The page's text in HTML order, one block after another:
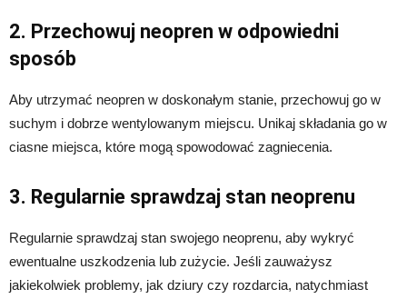
2. Przechowuj neopren w odpowiedni
sposób
Aby utrzymać neopren w doskonałym stanie, przechowuj go w
suchym i dobrze wentylowanym miejscu. Unikaj składania go w
ciasne miejsca, które mogą spowodować zagniecenia.
3. Regularnie sprawdzaj stan neoprenu
Regularnie sprawdzaj stan swojego neoprenu, aby wykryć
ewentualne uszkodzenia lub zużycie. Jeśli zauważysz
jakiekolwiek problemy, jak dziury czy rozdarcia, natychmiast